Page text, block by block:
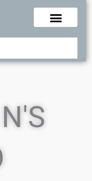
Search
Search Button